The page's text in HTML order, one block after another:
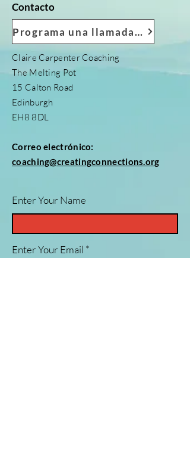
Contacto
Programa una llamada conmigo
Claire Carpenter Coaching
The Melting Pot
15 Calton Road
Edinburgh
EH8 8DL
Correo electrónico:
coaching@creatingconnections.org
Enter Your Name
Enter Your Email